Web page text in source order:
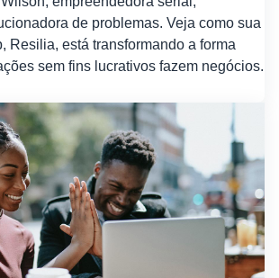
de problemas. Veja como sua
Resilia, está transformando a forma
sem fins lucrativos fazem negócios.